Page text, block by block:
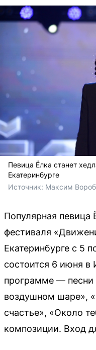
Певица Ёлка станет
Екатеринбурге
Источник: Максим
Популярная певица
фестиваля
Екатеринбурге с 5
состоится 6 июня в
программе —
воздушном шаре»,
счастье», «Около
композиции. Вход